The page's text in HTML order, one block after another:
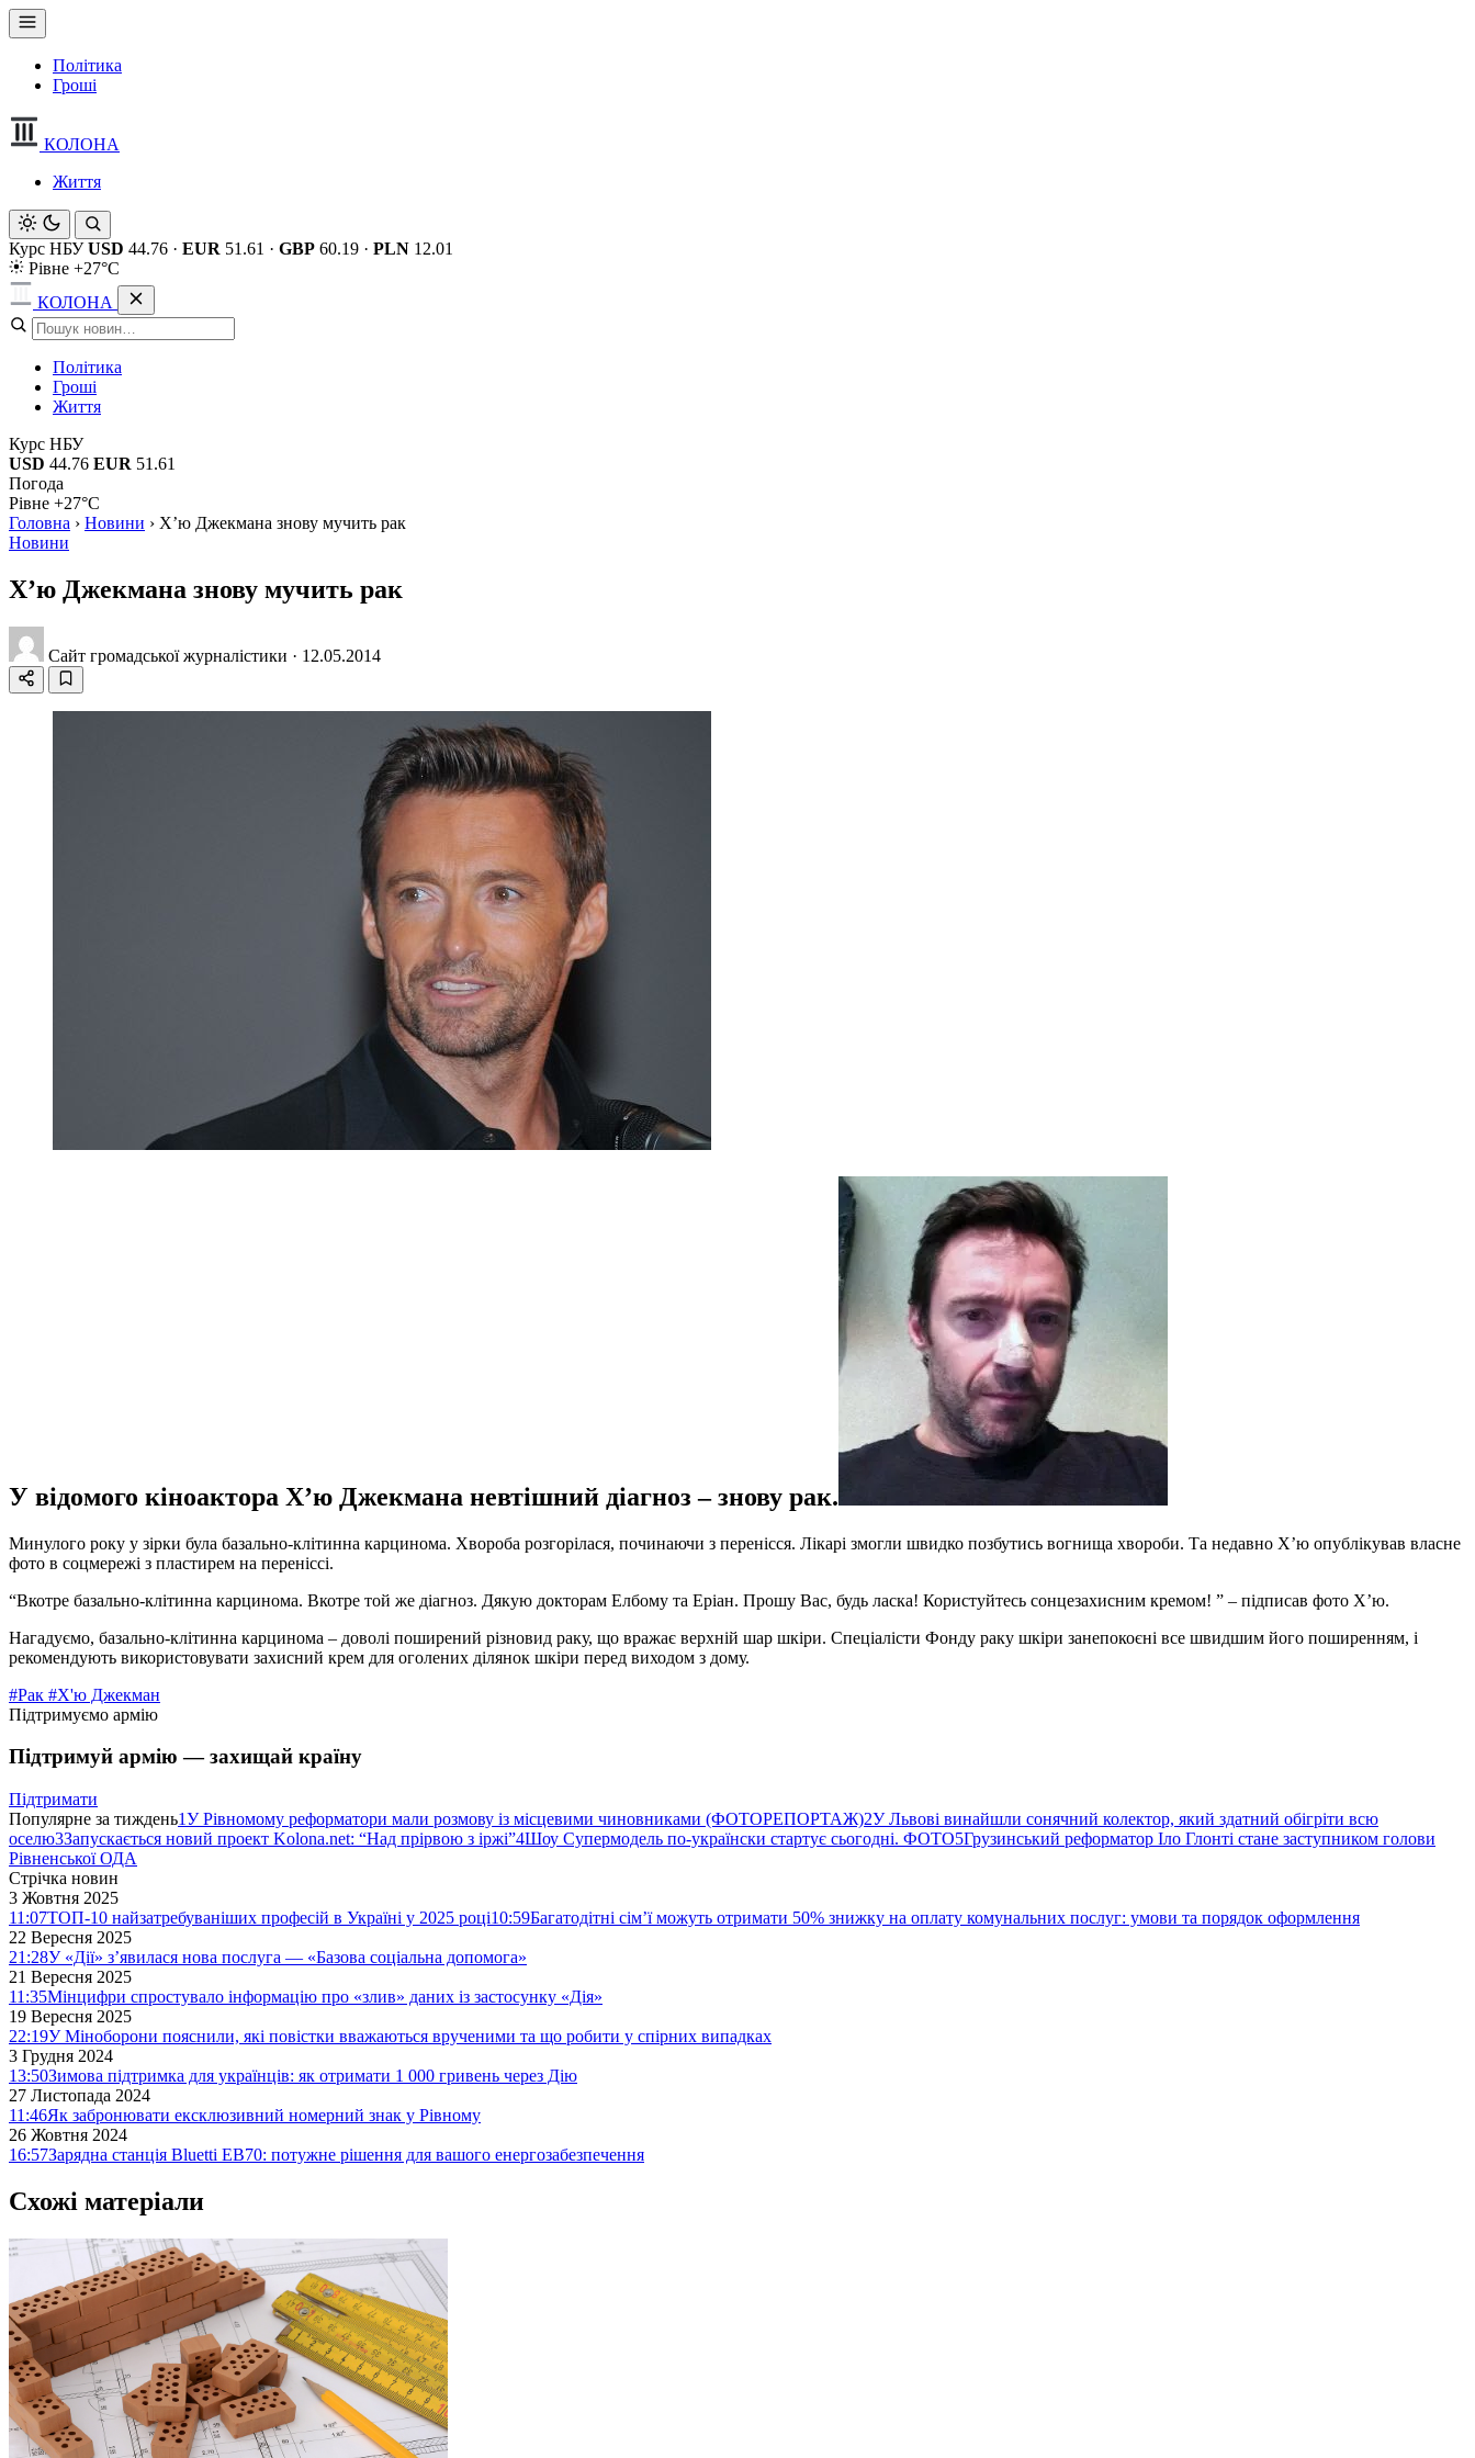
Політика
Гроші
КОЛОНА
Життя
Курс НБУ USD 44.76 · EUR 51.61 · GBP 60.19 · PLN 12.01
Рівне +27°C
КОЛОНА
Політика
Гроші
Життя
Курс НБУ
USD 44.76 EUR 51.61
Погода
Рівне +27°C
Головна › Новини › Х’ю Джекмана знову мучить рак
Новини
Х’ю Джекмана знову мучить рак
Сайт громадської журналістики · 12.05.2014
У відомого кіноактора Х’ю Джекмана невтішний діагноз – знову рак.
Минулого року у зірки була базально-клітинна карцинома. Хвороба розгорілася, починаючи з перенісся. Лікарі змогли швидко позбутись вогнища хвороби. Та недавно Х’ю опублікував власне
фото в соцмережі з пластирем на переніссі.
“Вкотре базально-клітинна карцинома. Вкотре той же діагноз. Дякую докторам Елбому та Еріан. Прошу Вас, будь ласка! Користуйтесь сонцезахисним кремом! ” – підписав фото Х’ю.
Нагадуємо, базально-клітинна карцинома – доволі поширений різновид раку, що вражає верхній шар шкіри. Спеціалісти Фонду раку шкіри занепокоєні все швидшим його поширенням, і
рекомендують використовувати захисний крем для оголених ділянок шкіри перед виходом з дому.
#Рак #Х'ю Джекман
Підтримуємо армію
Підтримуй армію — захищай країну
Підтримати
Популярне за тиждень1У Рівномому реформатори мали розмову із місцевими чиновниками (ФОТОРЕПОРТАЖ)2У Львові винайшли сонячний колектор, який здатний обігріти всю
оселю3Запускається новий проект Kolona.net: “Над прірвою з іржі”4Шоу Супермодель по-українски стартує сьогодні. ФОТО5Грузинський реформатор Іло Глонті стане заступником голови
Рівненської ОДА
Стрічка новин
3 Жовтня 2025
11:07ТОП-10 найзатребуваніших професій в Україні у 2025 році10:59Багатодітні сім’ї можуть отримати 50% знижку на оплату комунальних послуг: умови та порядок оформлення
22 Вересня 2025
21:28У «Дії» з’явилася нова послуга — «Базова соціальна допомога»
21 Вересня 2025
11:35Мінцифри спростувало інформацію про «злив» даних із застосунку «Дія»
19 Вересня 2025
22:19У Міноборони пояснили, які повістки вважаються врученими та що робити у спірних випадках
3 Грудня 2024
13:50Зимова підтримка для українців: як отримати 1 000 гривень через Дію
27 Листопада 2024
11:46Як забронювати ексклюзивний номерний знак у Рівному
26 Жовтня 2024
16:57Зарядна станція Bluetti EB70: потужне рішення для вашого енергозабезпечення
Схожі матеріали